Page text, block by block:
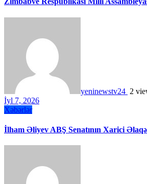
yeninewstv24 2
İyl 7, 2026
Xəbərlər
İlham Əliyev ABŞ Senatının Xarici